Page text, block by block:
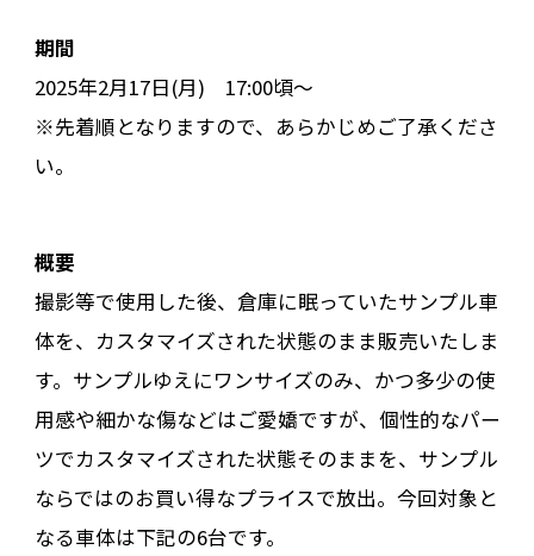
期間
2025年2月17日(月) 17:00頃〜
※先着順となりますので、あらかじめご了承くださ
い。
概要
撮影等で使用した後、倉庫に眠っていたサンプル車
体を、カスタマイズされた状態のまま販売いたしま
す。サンプルゆえにワンサイズのみ、かつ多少の使
用感や細かな傷などはご愛嬌ですが、個性的なパー
ツでカスタマイズされた状態そのままを、サンプル
ならではのお買い得なプライスで放出。今回対象と
なる車体は下記の6台です。